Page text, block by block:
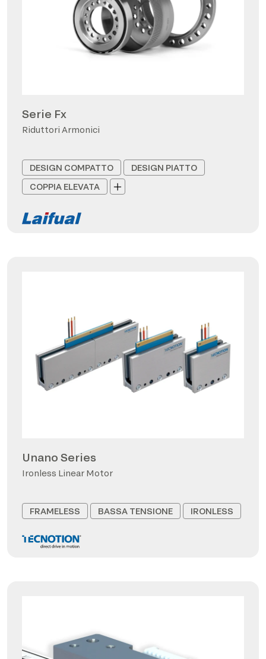
Serie Fx
Riduttori Armonici
DESIGN COMPATTO
DESIGN PIATTO
COPPIA ELEVATA
Unano Series
Ironless Linear Motor
FRAMELESS BASSA TENSIONE IRONLESS